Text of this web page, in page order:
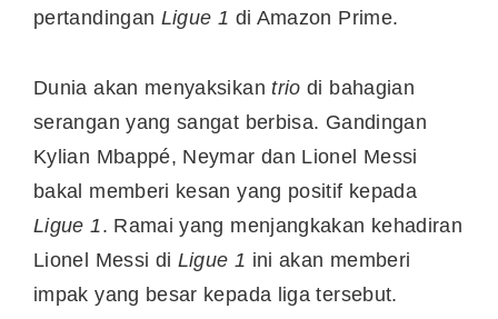
pertandingan Ligue 1 di Amazon Prime.
Dunia akan menyaksikan trio di bahagian
serangan yang sangat berbisa. Gandingan
Kylian Mbappé, Neymar dan Lionel Messi
bakal memberi kesan yang positif kepada
Ligue 1. Ramai yang menjangkakan kehadiran
Lionel Messi di Ligue 1 ini akan memberi
impak yang besar kepada liga tersebut.